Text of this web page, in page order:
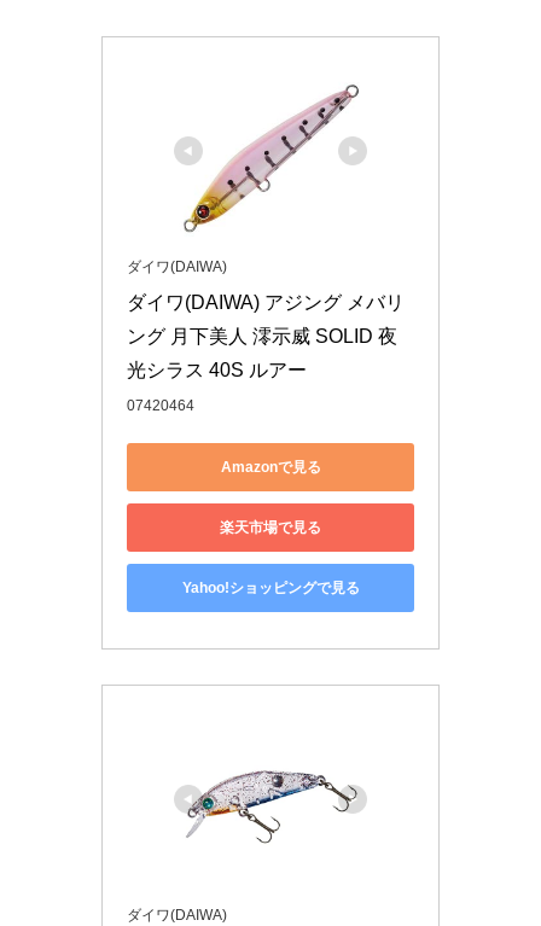
ダイワ(DAIWA)
ダイワ(DAIWA) アジング メバリ
ング 月下美人 澪示威 SOLID 夜
光シラス 40S ルアー
07420464
Amazonで見る
楽天市場で見る
Yahoo!ショッピングで見る
ダイワ(DAIWA)